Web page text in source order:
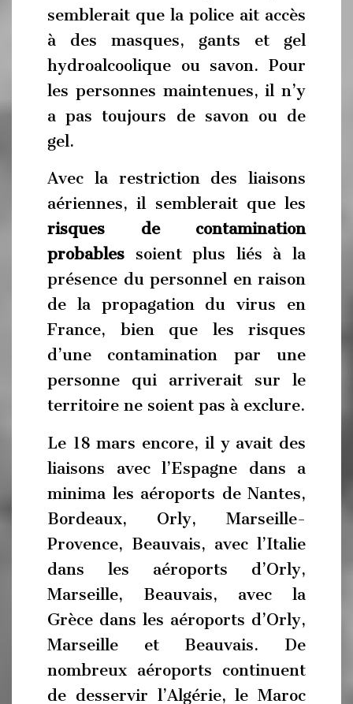
semblerait que la police ait accès
à des masques, gants et gel
hydroalcoolique ou savon. Pour
les personnes maintenues, il n’y
a pas toujours de savon ou de
gel.
Avec la restriction des liaisons
aériennes, il semblerait que les
risques de contamination
probables soient plus liés à la
présence du personnel en raison
de la propagation du virus en
France, bien que les risques
d’une contamination par une
personne qui arriverait sur le
territoire ne soient pas à exclure.
Le 18 mars encore, il y avait des
liaisons avec l’Espagne dans a
minima les aéroports de Nantes,
Bordeaux, Orly, Marseille-
Provence, Beauvais, avec l’Italie
dans les aéroports d’Orly,
Marseille, Beauvais, avec la
Grèce dans les aéroports d’Orly,
Marseille et Beauvais. De
nombreux aéroports continuent
de desservir l’Algérie, le Maroc